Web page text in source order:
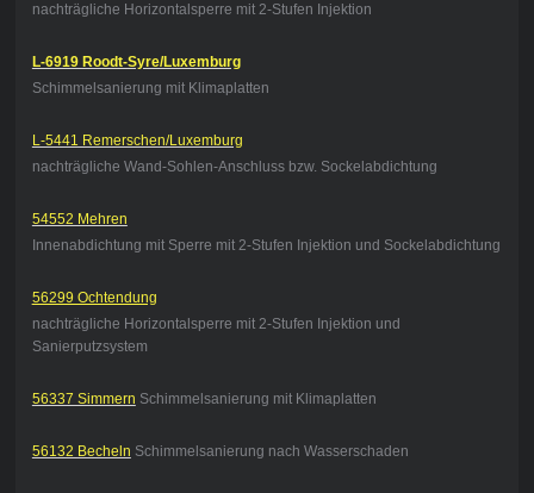
nachträgliche Horizontalsperre mit 2-Stufen Injektion
L-6919 Roodt-Syre/Luxemburg
Schimmelsanierung mit Klimaplatten
L-5441 Remerschen/Luxemburg
nachträgliche Wand-Sohlen-Anschluss bzw. Sockelabdichtung
54552 Mehren
Innenabdichtung mit Sperre mit 2-Stufen Injektion und Sockelabdichtung
56299 Ochtendung
nachträgliche Horizontalsperre mit 2-Stufen Injektion und
Sanierputzsystem
56337 Simmern Schimmelsanierung mit Klimaplatten
56132 Becheln Schimmelsanierung nach Wasserschaden